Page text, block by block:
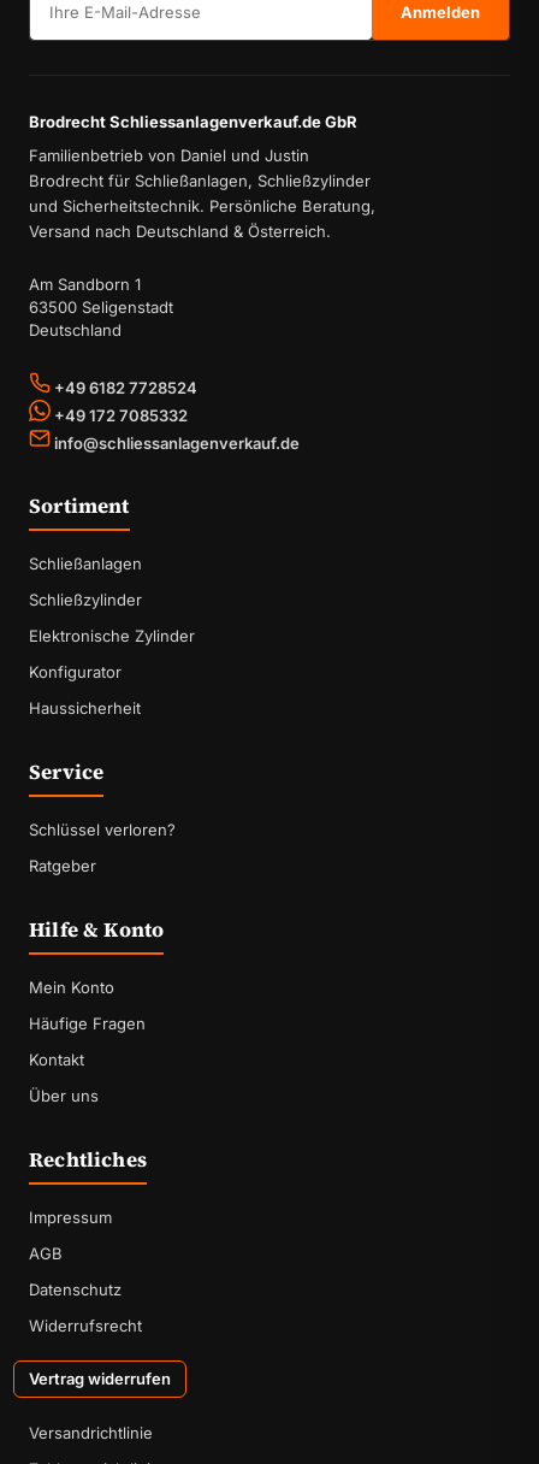
Anmelden
Brodrecht Schliessanlagenverkauf.de GbR
Familienbetrieb von Daniel und Justin
Brodrecht für Schließanlagen, Schließzylinder
und Sicherheitstechnik. Persönliche Beratung,
Versand nach Deutschland & Österreich.
Am Sandborn 1
63500 Seligenstadt
Deutschland
+49 6182 7728524
+49 172 7085332
info@schliessanlagenverkauf.de
Sortiment
Schließanlagen
Schließzylinder
Elektronische Zylinder
Konfigurator
Haussicherheit
Service
Schlüssel verloren?
Ratgeber
Hilfe & Konto
Mein Konto
Häufige Fragen
Kontakt
Über uns
Rechtliches
Impressum
AGB
Datenschutz
Widerrufsrecht
Vertrag widerrufen
Versandrichtlinie